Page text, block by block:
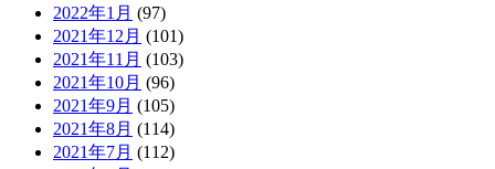
2022年1月 (97)
2021年12月 (101)
2021年11月 (103)
2021年10月 (96)
2021年9月 (105)
2021年8月 (114)
2021年7月 (112)